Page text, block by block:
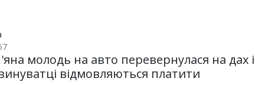
молодь на авто перевернулася на дах
відмовляються платити